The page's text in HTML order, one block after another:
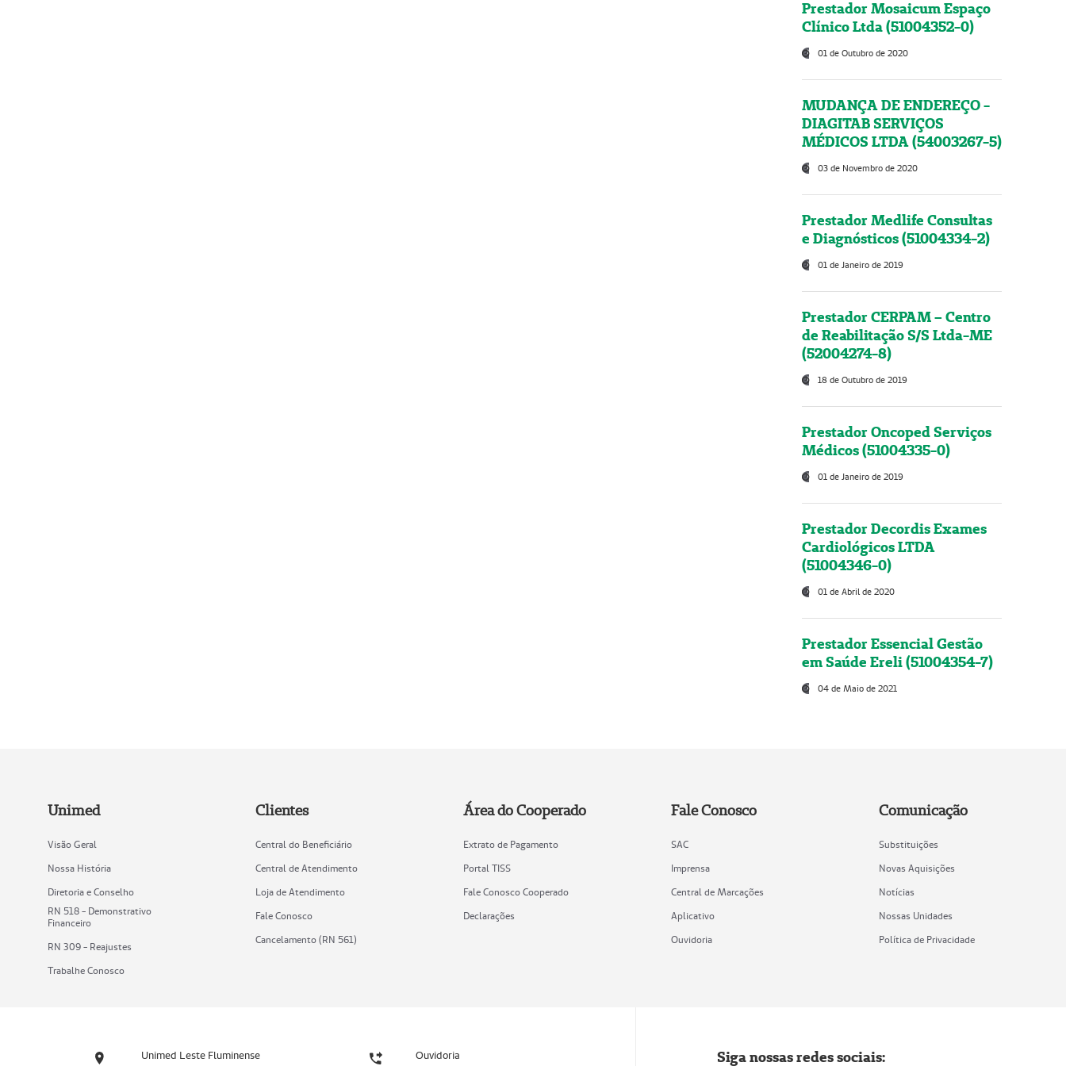
Prestador Mosaicum Espaço
Clínico Ltda (51004352-0)
01 de Outubro de 2020
MUDANÇA DE ENDEREÇO -
DIAGITAB SERVIÇOS
MÉDICOS LTDA (54003267-5)
03 de Novembro de 2020
Prestador Medlife Consultas
e Diagnósticos (51004334-2)
01 de Janeiro de 2019
Prestador CERPAM – Centro
de Reabilitação S/S Ltda-ME
(52004274-8)
18 de Outubro de 2019
Prestador Oncoped Serviços
Médicos (51004335-0)
01 de Janeiro de 2019
Prestador Decordis Exames
Cardiológicos LTDA
(51004346-0)
01 de Abril de 2020
Prestador Essencial Gestão
em Saúde Ereli (51004354-7)
04 de Maio de 2021
Unimed
Visão Geral
Nossa História
Diretoria e Conselho
RN 518 - Demonstrativo
Financeiro
RN 309 - Reajustes
Trabalhe Conosco
Clientes
Central do Beneficiário
Central de Atendimento
Loja de Atendimento
Fale Conosco
Cancelamento (RN 561)
Área do Cooperado
Extrato de Pagamento
Portal TISS
Fale Conosco Cooperado
Declarações
Fale Conosco
SAC
Imprensa
Central de Marcações
Aplicativo
Ouvidoria
Comunicação
Substituições
Novas Aquisições
Notícias
Nossas Unidades
Política de Privacidade
Unimed Leste Fluminense Ouvidoria Siga nossas redes sociais: